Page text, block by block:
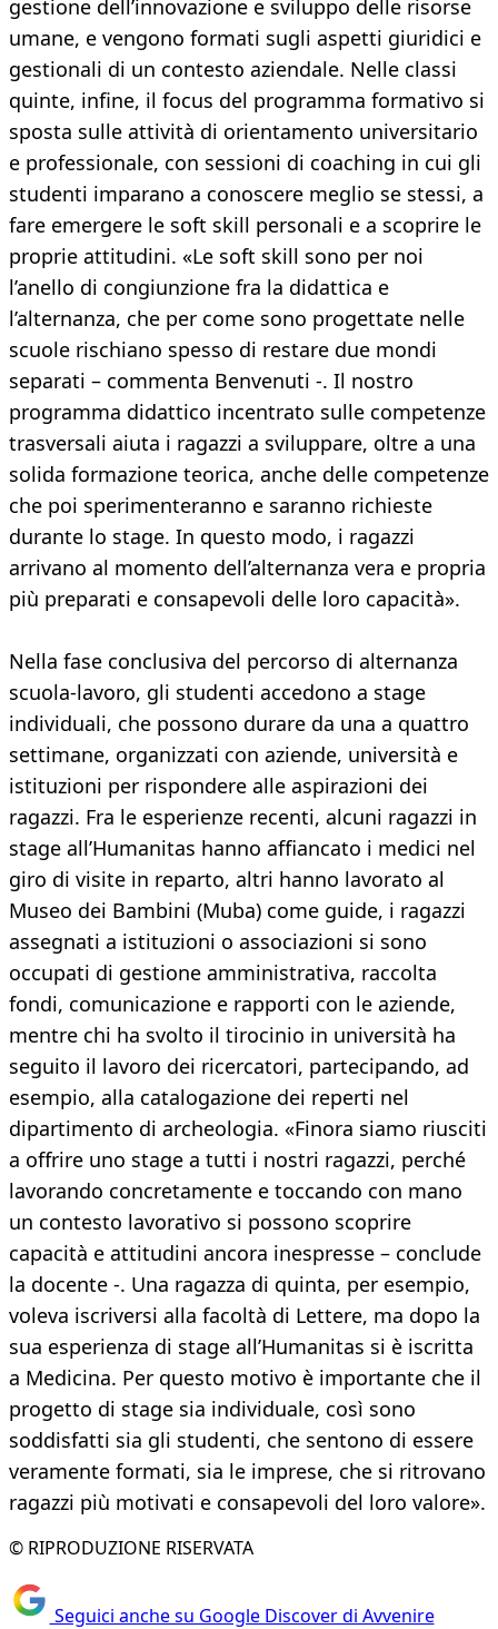
gestione dell’innovazione e sviluppo delle risorse
umane, e vengono formati sugli aspetti giuridici e
gestionali di un contesto aziendale. Nelle classi
quinte, infine, il focus del programma formativo si
sposta sulle attività di orientamento universitario
e professionale, con sessioni di coaching in cui gli
studenti imparano a conoscere meglio se stessi, a
fare emergere le soft skill personali e a scoprire le
proprie attitudini. «Le soft skill sono per noi
l’anello di congiunzione fra la didattica e
l’alternanza, che per come sono progettate nelle
scuole rischiano spesso di restare due mondi
separati – commenta Benvenuti -. Il nostro
programma didattico incentrato sulle competenze
trasversali aiuta i ragazzi a sviluppare, oltre a una
solida formazione teorica, anche delle competenze
che poi sperimenteranno e saranno richieste
durante lo stage. In questo modo, i ragazzi
arrivano al momento dell’alternanza vera e propria
più preparati e consapevoli delle loro capacità».
Nella fase conclusiva del percorso di alternanza
scuola-lavoro, gli studenti accedono a stage
individuali, che possono durare da una a quattro
settimane, organizzati con aziende, università e
istituzioni per rispondere alle aspirazioni dei
ragazzi. Fra le esperienze recenti, alcuni ragazzi in
stage all’Humanitas hanno affiancato i medici nel
giro di visite in reparto, altri hanno lavorato al
Museo dei Bambini (Muba) come guide, i ragazzi
assegnati a istituzioni o associazioni si sono
occupati di gestione amministrativa, raccolta
fondi, comunicazione e rapporti con le aziende,
mentre chi ha svolto il tirocinio in università ha
seguito il lavoro dei ricercatori, partecipando, ad
esempio, alla catalogazione dei reperti nel
dipartimento di archeologia. «Finora siamo riusciti
a offrire uno stage a tutti i nostri ragazzi, perché
lavorando concretamente e toccando con mano
un contesto lavorativo si possono scoprire
capacità e attitudini ancora inespresse – conclude
la docente -. Una ragazza di quinta, per esempio,
voleva iscriversi alla facoltà di Lettere, ma dopo la
sua esperienza di stage all’Humanitas si è iscritta
a Medicina. Per questo motivo è importante che il
progetto di stage sia individuale, così sono
soddisfatti sia gli studenti, che sentono di essere
veramente formati, sia le imprese, che si ritrovano
ragazzi più motivati e consapevoli del loro valore».
© RIPRODUZIONE RISERVATA
Seguici anche su Google Discover di Avvenire